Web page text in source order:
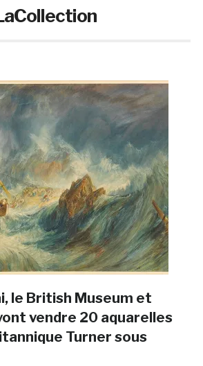
le British Museum et
vendre 20 aquarelles
Turner sous